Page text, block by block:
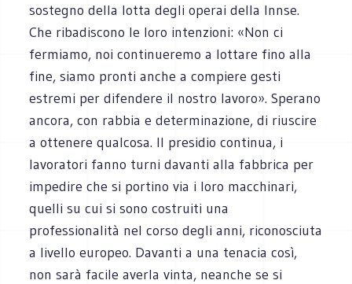
sostegno della lotta degli operai della Innse.
Che ribadiscono le loro intenzioni: «Non ci
fermiamo, noi continueremo a lottare fino alla
fine, siamo pronti anche a compiere gesti
estremi per difendere il nostro lavoro». Sperano
ancora, con rabbia e determinazione, di riuscire
a ottenere qualcosa. Il presidio continua, i
lavoratori fanno turni davanti alla fabbrica per
impedire che si portino via i loro macchinari,
quelli su cui si sono costruiti una
professionalità nel corso degli anni, riconosciuta
a livello europeo. Davanti a una tenacia così,
non sarà facile averla vinta, neanche se si